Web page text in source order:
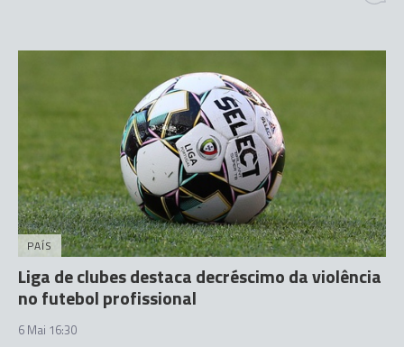
PAÍS
Liga de clubes destaca decréscimo da violência
no futebol profissional
6 Mai 16:30